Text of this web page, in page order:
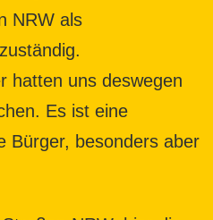
NRW als
hatten uns deswegen
Es ist eine
Bürger, besonders aber